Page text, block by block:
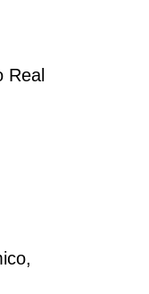
Real